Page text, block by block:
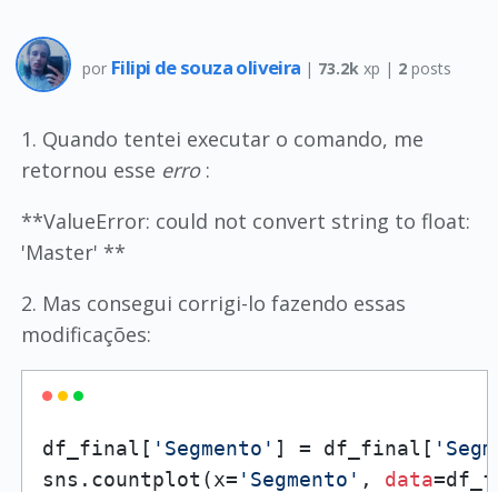
por Filipi de souza oliveira | 73.2k xp | 2posts
1. Quando tentei executar o comando, me
retornou esse erro:
**ValueError: could not convert string to float:
'Master' **
2. Mas consegui corrigi-lo fazendo essas
modificações:
df_final[ 'Segmento' ] = df_final[
sns.countplot(x= 'Segmento' , data